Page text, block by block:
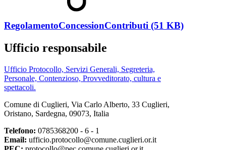
RegolamentoConcessionContributi (51 KB)
Ufficio responsabile
Ufficio Protocollo, Servizi Generali, Segreteria,
Personale, Contenzioso, Provveditorato, cultura e
spettacoli.
Comune di Cuglieri, Via Carlo Alberto, 33 Cuglieri,
Oristano, Sardegna, 09073, Italia
Telefono: 0785368200 - 6 - 1
Email: ufficio.protocollo@comune.cuglieri.or.it